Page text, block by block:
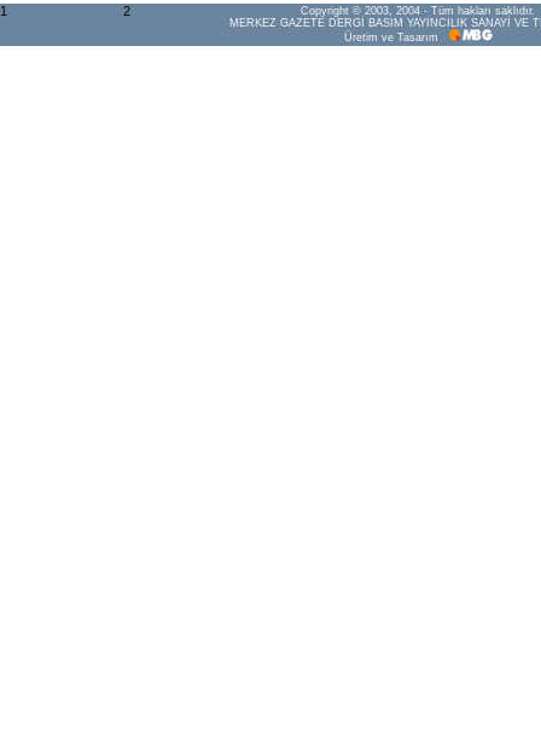
1 2
Copyright © 2003, 2004 - Tüm hakları saklıdır.
MERKEZ GAZETE DERGİ BASIM YAYINCILIK SANAYİ VE
Üretim ve Tasarım